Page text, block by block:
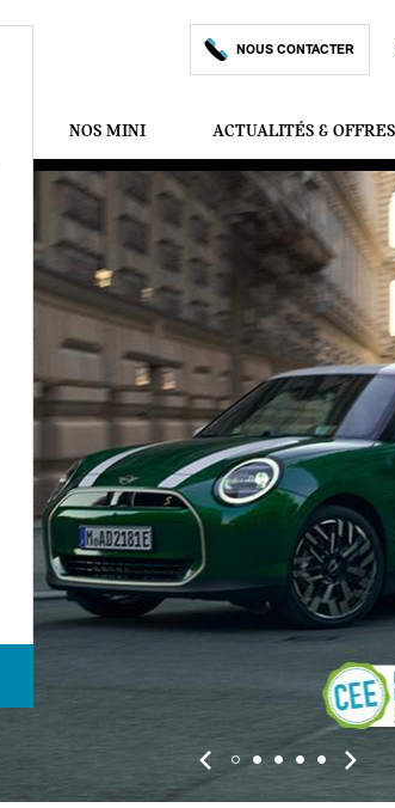
NOUS CONTACTER
NOS MINI ACTUALITÉS & OFFRES